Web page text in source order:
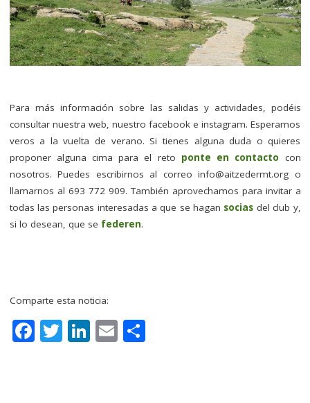
Para más información sobre las salidas y actividades, podéis
consultar nuestra web, nuestro facebook e instagram. Esperamos
veros a la vuelta de verano. Si tienes alguna duda o quieres
proponer alguna cima para el reto ponte en contacto con
nosotros. Puedes escribirnos al correo info@aitzedermt.org o
llamarnos al 693 772 909. También aprovechamos para invitar a
todas las personas interesadas a que se hagan socias del club y,
si lo desean, que se federen.
Comparte esta noticia:
F
a
T
w
Li
n
E
m
C